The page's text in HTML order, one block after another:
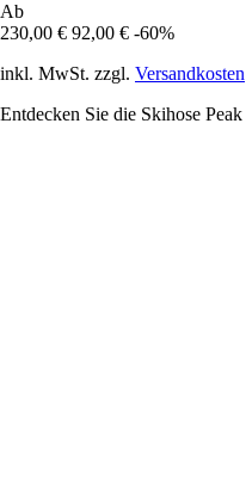
Ab
230,00 € 92,00 € -60%
inkl. MwSt. zzgl. Versandkosten
Entdecken Sie die Skihose